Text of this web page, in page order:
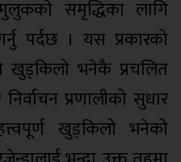
समृद्धिका लागि
पर्दछ । यस प्रकारको
खुड्किलो भनेकै प्रचलित
प्रणालीको सुधार
खुड्किलो भनेको